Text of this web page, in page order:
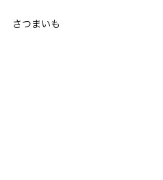
さつまいものつる生酵素酢（ビネ